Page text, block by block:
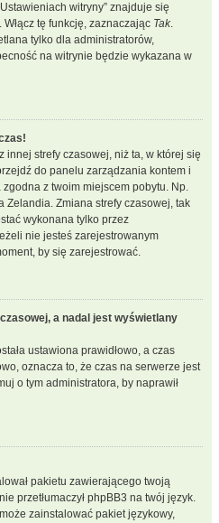
witryny” znajduje się
. Włącz tę funkcję, zaznaczając Tak.
tylko dla administratorów,
na witrynie będzie wykazana w
innej strefy czasowej, niż ta, w której się
do panelu zarządzania kontem i
zgodna z twoim miejscem pobytu. Np.
Zelandia. Zmiana strefy czasowej, tak
wykonana tylko przez
nie jesteś zarejestrowanym
by się zarejestrować.
a nadal jest wyświetlany
ustawiona prawidłowo, a czas
oznacza to, że czas na serwerze jest
o tym administratora, by naprawił
pakietu zawierającego twoją
przetłumaczył phpBB3 na twój język.
zainstalować pakiet językowy,